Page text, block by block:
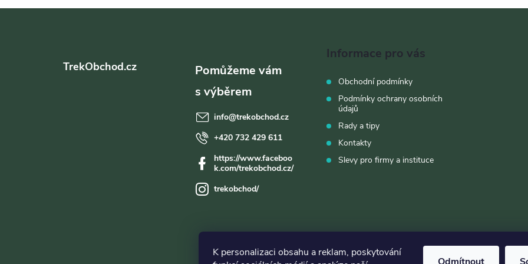
K personalizaci obsahu a reklam, poskytování
TrekObchod.cz
info@trekobchod.cz
+420 732 429 611
https://www.faceboo
k.com/trekobchod.cz/
trekobchod/
Informace pro vás
Obchodní podmínky
Podmínky ochrany osobních
údajů
Rady a tipy
Kontakty
Slevy pro firmy a instituce